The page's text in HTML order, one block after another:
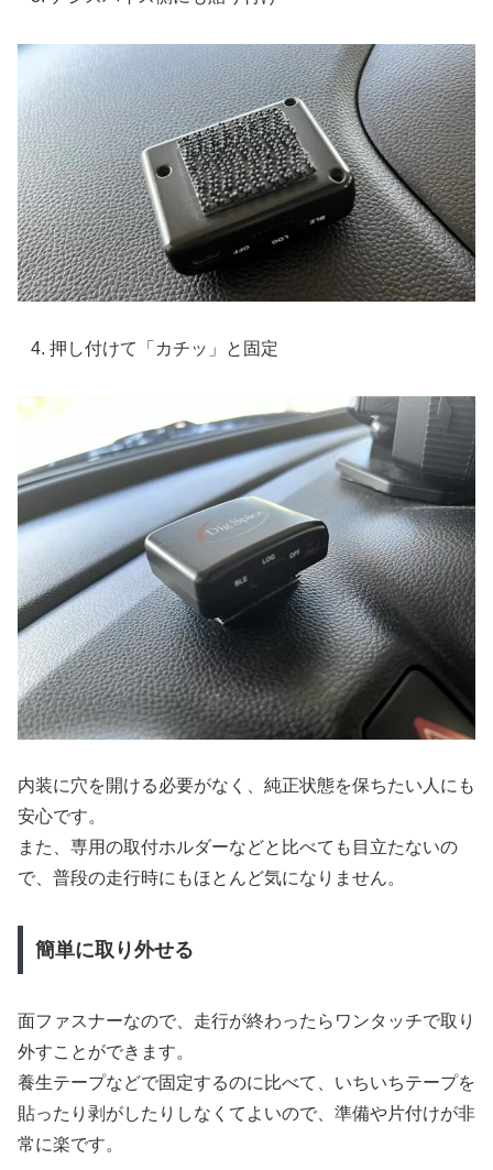
押し付けて「カチッ」と固定
内装に穴を開ける必要がなく、純正状態を保ちたい人にも
安心です。
また、専用の取付ホルダーなどと比べても目立たないの
で、普段の走行時にもほとんど気になりません。
簡単に取り外せる
面ファスナーなので、走行が終わったらワンタッチで取り
外すことができます。
養生テープなどで固定するのに比べて、いちいちテープを
貼ったり剥がしたりしなくてよいので、準備や片付けが非
常に楽です。